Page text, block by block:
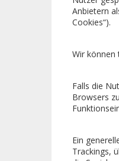
Anbietern
Cookies“).
Wir können
Falls die
Browsers
Ein
Trackings,